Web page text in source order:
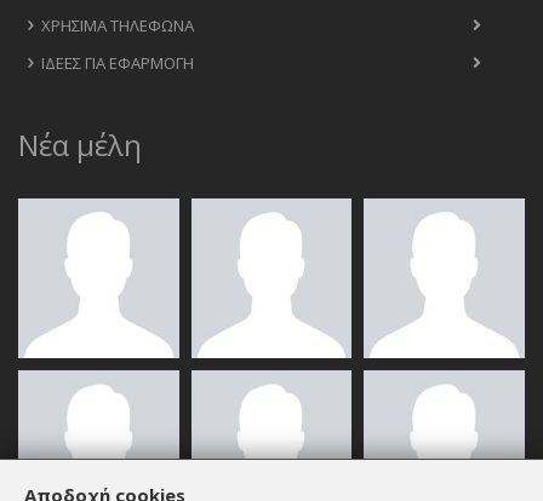
ΧΡΉΣΙΜΑ ΤΗΛΈΦΩΝΑ
ΙΔΈΕΣ ΓΙΑ ΕΦΑΡΜΟΓΉ
Νέα μέλη
Αποδοχή cookies